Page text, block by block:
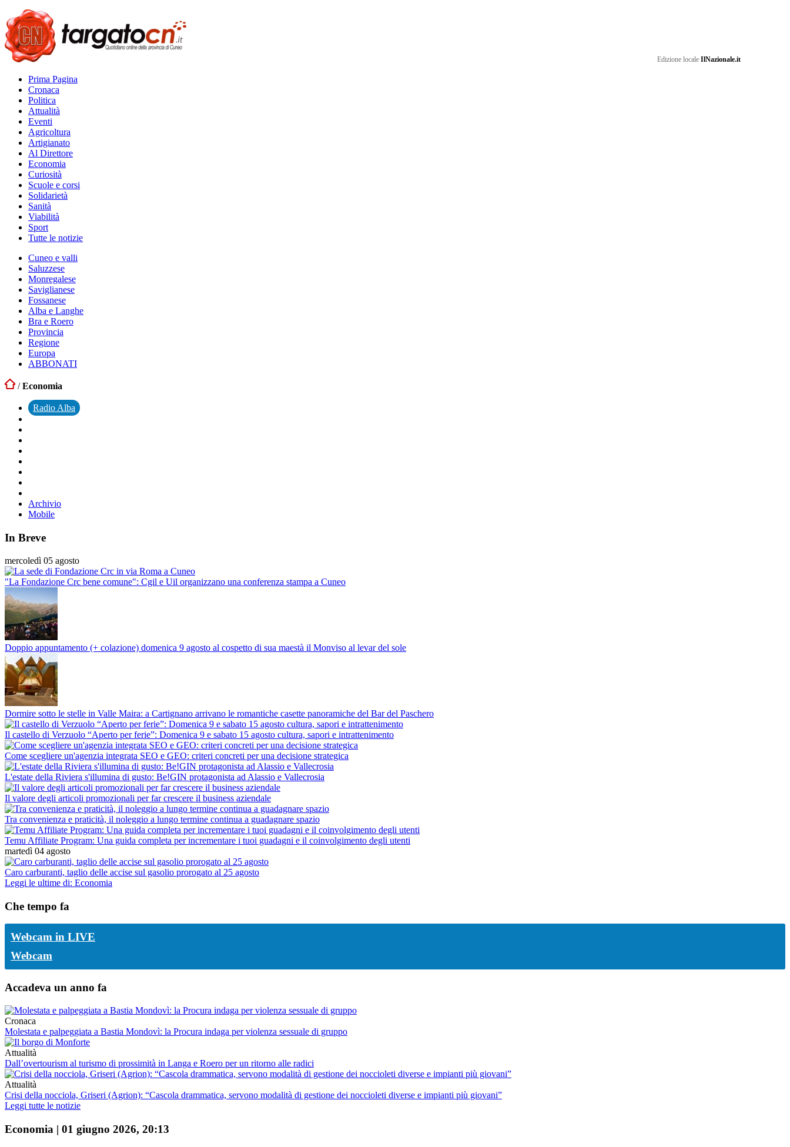
Edizione locale IlNazionale.it
Prima Pagina
Cronaca
Politica
Attualità
Eventi
Agricoltura
Artigianato
Al Direttore
Economia
Curiosità
Scuole e corsi
Solidarietà
Sanità
Viabilità
Sport
Tutte le notizie
Cuneo e valli
Saluzzese
Monregalese
Saviglianese
Fossanese
Alba e Langhe
Bra e Roero
Provincia
Regione
Europa
ABBONATI
/Economia
Radio Alba
Archivio
Mobile
In Breve
mercoledì 05 agosto
"La Fondazione Crc bene comune": Cgil e Uil organizzano una conferenza stampa a Cuneo
Doppio appuntamento (+ colazione) domenica 9 agosto al cospetto di sua maestà il Monviso al levar del sole
Dormire sotto le stelle in Valle Maira: a Cartignano arrivano le romantiche casette panoramiche del Bar del Paschero
Il castello di Verzuolo “Aperto per ferie”: Domenica 9 e sabato 15 agosto cultura, sapori e intrattenimento
Come scegliere un'agenzia integrata SEO e GEO: criteri concreti per una decisione strategica
L'estate della Riviera s'illumina di gusto: Be!GIN protagonista ad Alassio e Vallecrosia
Il valore degli articoli promozionali per far crescere il business aziendale
Tra convenienza e praticità, il noleggio a lungo termine continua a guadagnare spazio
Temu Affiliate Program: Una guida completa per incrementare i tuoi guadagni e il coinvolgimento degli utenti
martedì 04 agosto
Caro carburanti, taglio delle accise sul gasolio prorogato al 25 agosto
Leggi le ultime di: Economia
Che tempo fa
Webcam in LIVE
Webcam
Accadeva un anno fa
Cronaca
Molestata e palpeggiata a Bastia Mondovì: la Procura indaga per violenza sessuale di gruppo
Attualità
Dall’overtourism al turismo di prossimità in Langa e Roero per un ritorno alle radici
Attualità
Crisi della nocciola, Griseri (Agrion): “Cascola drammatica, servono modalità di gestione dei noccioleti diverse e impianti più giovani”
Leggi tutte le notizie
Economia | 01 giugno 2026, 20:13